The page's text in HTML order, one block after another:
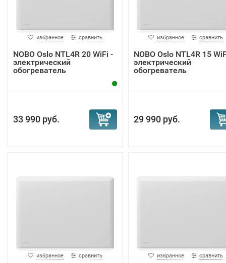
избранное сравнить
NOBO Oslo NTL4R 20 WiFi -
электрический
обогреватель
33 990 руб.
избранное сравнить
NOBO Oslo NTL4R 15
электрический
обогреватель
29 990 руб.
избранное сравнить избранное сравнить